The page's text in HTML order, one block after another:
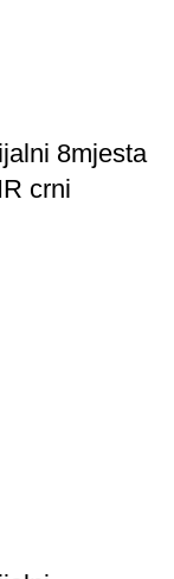
8mjesta
crni